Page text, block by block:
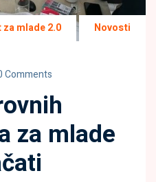
mlade 2.0 Novosti
Comments
za mlade